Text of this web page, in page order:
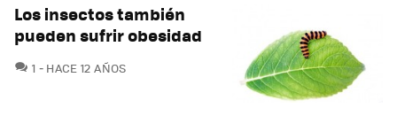
Los insectos también
pueden sufrir obesidad
1 COMENTARIOS
HACE 12 AÑOS